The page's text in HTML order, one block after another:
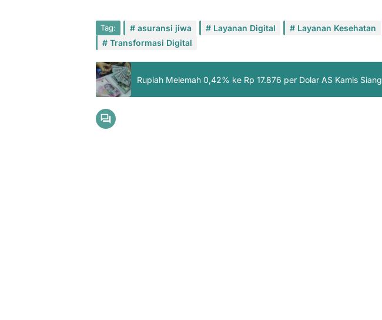
Tag: asuransi jiwa Layanan Digital Layanan Kesehatan
Transformasi Digital
Rupiah Melemah 0,42% ke Rp 17.876 per Dolar AS Kamis Siang